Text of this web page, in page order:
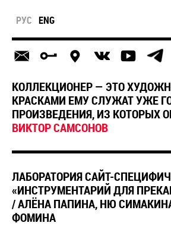
РУС ENG
КОЛЛЕКЦИОНЕР — ЭТО
КРАСКАМИ ЕМУ СЛУЖАТ УЖЕ
ПРОИЗВЕДЕНИЯ, ИЗ КОТОРЫХ
ВИКТОР САМСОНОВ
ЛАБОРАТОРИЯ САЙТ-
«ИНСТРУМЕНТАРИЙ ДЛЯ
/ АЛЁНА ПАПИНА, НЮ
ФОМИНА